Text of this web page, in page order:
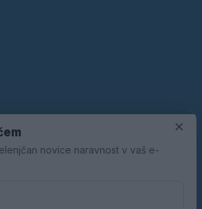
×
novice naravnost v vaš e-